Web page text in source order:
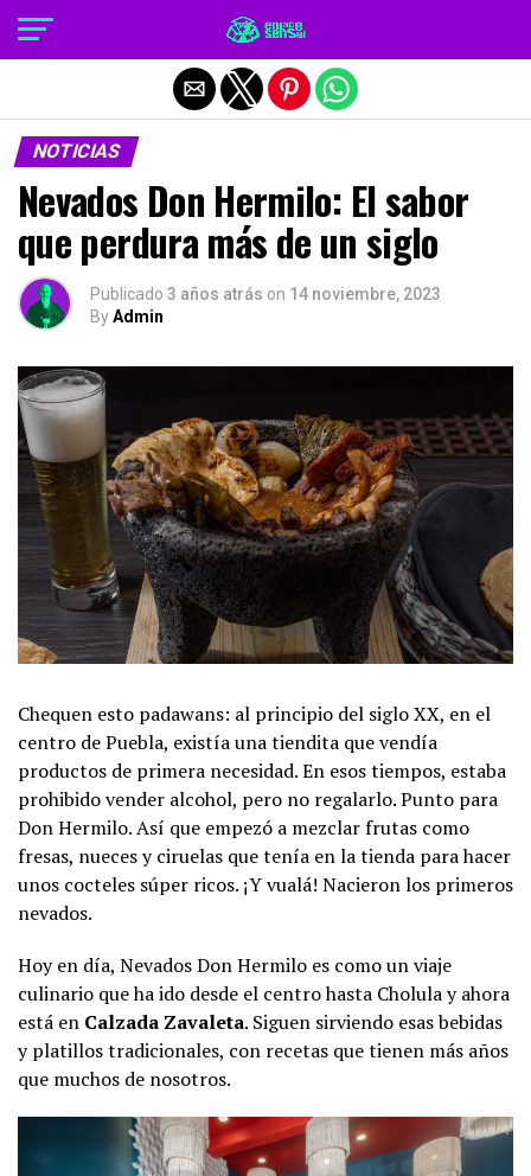
NOTICIAS
Nevados Don Hermilo: El sabor
que perdura más de un siglo
Publicado 3 años atrás on 14 noviembre, 2023
ByAdmin
Chequen esto padawans: al principio del siglo XX, en el
centro de Puebla, existía una tiendita que vendía
productos de primera necesidad. En esos tiempos, estaba
prohibido vender alcohol, pero no regalarlo. Punto para
Don Hermilo. Así que empezó a mezclar frutas como
fresas, nueces y ciruelas que tenía en la tienda para hacer
unos cocteles súper ricos. ¡Y vualá! Nacieron los primeros
nevados.
Hoy en día, Nevados Don Hermilo es como un viaje
culinario que ha ido desde el centro hasta Cholula y ahora
está en Calzada Zavaleta. Siguen sirviendo esas bebidas
y platillos tradicionales, con recetas que tienen más años
que muchos de nosotros.
Salir de la versión móvil